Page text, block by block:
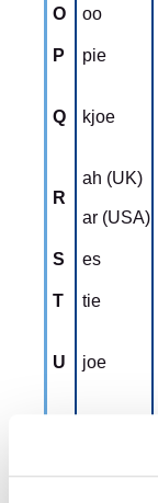
O oo
P pie
Q kjoe
R
ah (UK)
ar (USA)
S es
T tie
U joe